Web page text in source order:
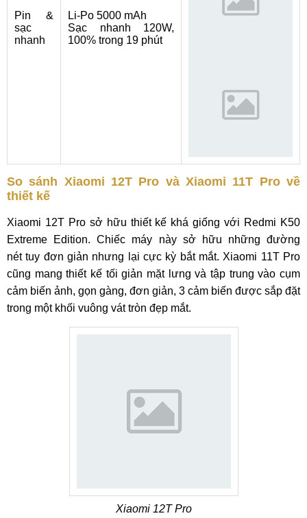
Pin &
sạc
nhanh
Li-Po 5000 mAh
Sạc nhanh 120W,
100% trong 19 phút
So sánh Xiaomi 12T Pro và Xiaomi 11T Pro về
thiết kế
Xiaomi 12T Pro sở hữu thiết kế khá giống với Redmi K50
Extreme Edition. Chiếc máy này sở hữu những đường
nét tuy đơn giản nhưng lại cực kỳ bắt mắt. Xiaomi 11T Pro
cũng mang thiết kế tối giản mặt lưng và tập trung vào cụm
cảm biến ảnh, gọn gàng, đơn giản, 3 cảm biến được sắp đặt
trong một khối vuông vát tròn đẹp mắt.
Xiaomi 12T Pro